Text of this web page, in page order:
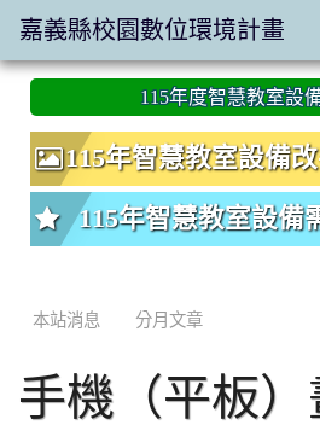
:::
115年度智慧教室設
115年智慧教室設備
115年智慧教室設備
本站消息 分月文章
手機（平板
嘉義縣校園數位環境計畫